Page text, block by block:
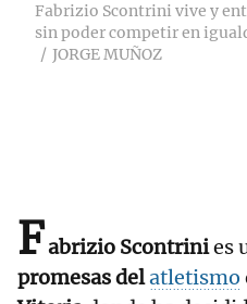
Fabrizio Scontrini vive y
sin poder competir en
JORGE MUÑOZ
Fabrizio Scontrinies
promesas delatletismo